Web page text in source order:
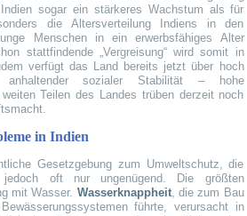
sogar ein stärkeres Wachstum als für
die Altersverteilung Indiens in den
Menschen in ein erwerbsfähiges Alter
stattfindende „Vergreisung“ wird somit in
verfügt das Land bereits jetzt über hoch
anhaltender sozialer Stabilität – hohe
Teilen des Landes trüben derzeit noch
in Indien
Gesetzgebung zum Umweltschutz, die
jedoch oft nur ungenügend. Die größten
mit Wasser. Wasserknappheit, die zum Bau
führte, verursacht in